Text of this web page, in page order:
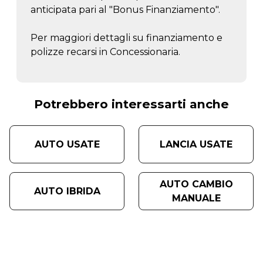
anticipata pari al "Bonus Finanziamento".
Per maggiori dettagli su finanziamento e
polizze recarsi in Concessionaria.
Potrebbero interessarti anche
AUTO USATE LANCIA USATE
AUTO IBRIDA
AUTO CAMBIO
MANUALE